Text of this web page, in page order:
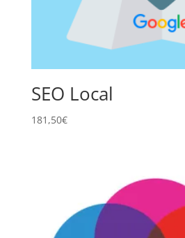
SEO Local
181,50€